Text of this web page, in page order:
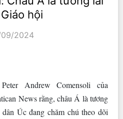
hội
2024
Andrew Comensoli của
News rằng, châu Á là tương
Úc đang chăm chú theo dõi